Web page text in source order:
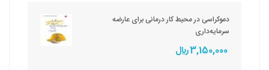
دموکراسی در محیط کار درمانی برای عارضه
سرمایه‌داری
3,150,000 ريال